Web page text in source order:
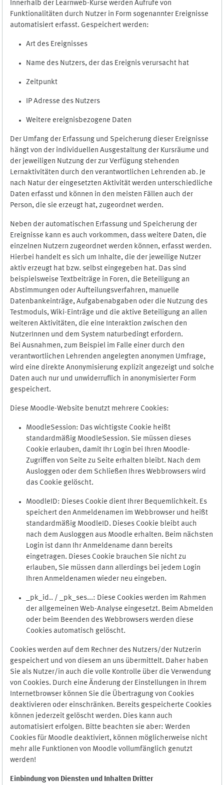
Innerhalb der Learnweb-Kurse werden Aufrufe von
Funktionalitäten durch Nutzer in Form sogenannter Ereignisse
automatisiert erfasst. Gespeichert werden:
Art des Ereignisses
Name des Nutzers, der das Ereignis verursacht hat
Zeitpunkt
IP Adresse des Nutzers
Weitere ereignisbezogene Daten
Der Umfang der Erfassung und Speicherung dieser Ereignisse
hängt von der individuellen Ausgestaltung der Kursräume und
der jeweiligen Nutzung der zur Verfügung stehenden
Lernaktivitäten durch den verantwortlichen Lehrenden ab. Je
nach Natur der eingesetzten Aktivität werden unterschiedliche
Daten erfasst und können in den meisten Fällen auch der
Person, die sie erzeugt hat, zugeordnet werden.
Neben der automatischen Erfassung und Speicherung der
Ereignisse kann es auch vorkommen, dass weitere Daten, die
einzelnen Nutzern zugeordnet werden können, erfasst werden.
Hierbei handelt es sich um Inhalte, die der jeweilige Nutzer
aktiv erzeugt hat bzw. selbst eingegeben hat. Das sind
beispielsweise Textbeiträge in Foren, die Beteiligung an
Abstimmungen oder Aufteilungsverfahren, manuelle
Datenbankeinträge, Aufgabenabgaben oder die Nutzung des
Testmoduls, Wiki-Einträge und die aktive Beteiligung an allen
weiteren Aktivitäten, die eine Interaktion zwischen den
NutzerInnen und dem System naturbedingt erfordern.
Bei Ausnahmen, zum Beispiel im Falle einer durch den
verantwortlichen Lehrenden angelegten anonymen Umfrage,
wird eine direkte Anonymisierung explizit angezeigt und solche
Daten auch nur und unwiderruflich in anonymisierter Form
gespeichert.
Diese Moodle-Website benutzt mehrere Cookies:
MoodleSession: Das wichtigste Cookie heißt
standardmäßig MoodleSession. Sie müssen dieses
Cookie erlauben, damit Ihr Login bei Ihren Moodle-
Zugriffen von Seite zu Seite erhalten bleibt. Nach dem
Ausloggen oder dem Schließen Ihres Webbrowsers wird
das Cookie gelöscht.
MoodleID: Dieses Cookie dient Ihrer Bequemlichkeit. Es
speichert den Anmeldenamen im Webbrowser und heißt
standardmäßig MoodleID. Dieses Cookie bleibt auch
nach dem Ausloggen aus Moodle erhalten. Beim nächsten
Login ist dann Ihr Anmeldename dann bereits
eingetragen. Dieses Cookie brauchen Sie nicht zu
erlauben, Sie müssen dann allerdings bei jedem Login
Ihren Anmeldenamen wieder neu eingeben.
_pk_id.. / _pk_ses...: Diese Cookies werden im Rahmen
der allgemeinen Web-Analyse eingesetzt. Beim Abmelden
oder beim Beenden des Webbrowsers werden diese
Cookies automatisch gelöscht.
Cookies werden auf dem Rechner des Nutzers/der Nutzerin
gespeichert und von diesem an uns übermittelt. Daher haben
Sie als Nutzer/in auch die volle Kontrolle über die Verwendung
von Cookies. Durch eine Änderung der Einstellungen in Ihrem
Internetbrowser können Sie die Übertragung von Cookies
deaktivieren oder einschränken. Bereits gespeicherte Cookies
können jederzeit gelöscht werden. Dies kann auch
automatisiert erfolgen. Bitte beachten sie aber: Werden
Cookies für Moodle deaktiviert, können möglicherweise nicht
mehr alle Funktionen von Moodle vollumfänglich genutzt
werden!
Einbindung von Diensten und Inhalten Dritter